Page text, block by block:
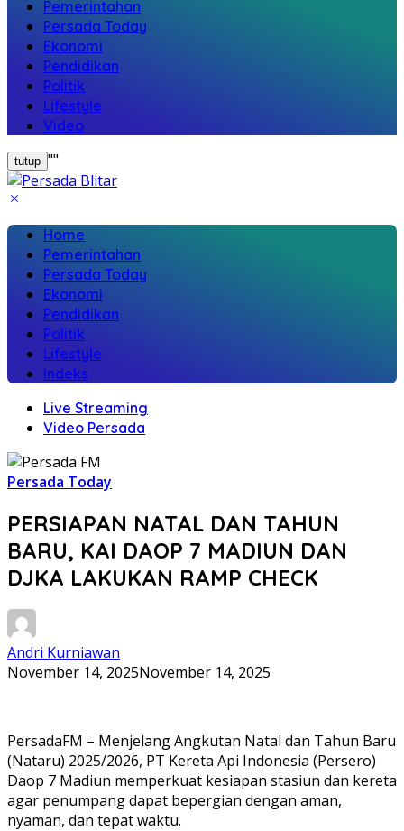
Pemerintahan
Persada Today
Ekonomi
Pendidikan
Politik
Lifestyle
Video
tutup ""
Home
Pemerintahan
Persada Today
Ekonomi
Pendidikan
Politik
Lifestyle
Indeks
Live Streaming
Video Persada
Persada Today
PERSIAPAN NATAL DAN TAHUN
BARU, KAI DAOP 7 MADIUN DAN
DJKA LAKUKAN RAMP CHECK
Andri Kurniawan
November 14, 2025November 14, 2025
PersadaFM – Menjelang Angkutan Natal dan Tahun Baru
(Nataru) 2025/2026, PT Kereta Api Indonesia (Persero)
Daop 7 Madiun memperkuat kesiapan stasiun dan kereta
agar penumpang dapat bepergian dengan aman,
nyaman, dan tepat waktu.